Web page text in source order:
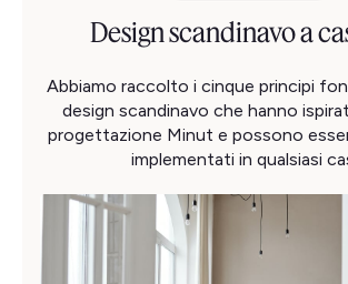
Design scandinavo a
Abbiamo raccolto i cinque principi
design scandinavo che hanno
progettazione Minut e possono
implementati in qualsiasi